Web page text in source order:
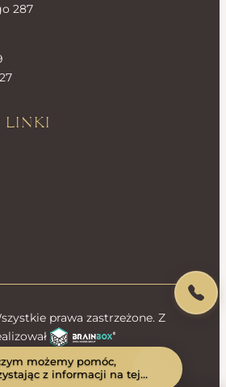
287
linki
prawa zastrzeżone. Z
Polityka prywatności
możemy pomóc,
z informacji na tej